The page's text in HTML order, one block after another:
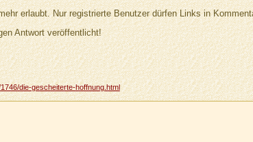
erlaubt. Nur registrierte Benutzer dürfen Links in
Antwort veröffentlicht!
die-gescheiterte-hoffnung.html